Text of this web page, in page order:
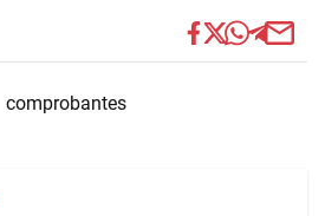
comprobantes